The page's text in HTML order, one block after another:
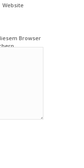
Website
Browser